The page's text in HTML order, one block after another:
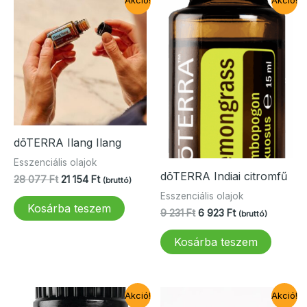
dōTERRA Ilang Ilang
Esszenciális olajok
28 077Ft Original
was:
28
21 154 FtCurrent
21
(bruttó)
Kosárba teszem
dōTERRA Indiai citromfű
Esszenciális olajok
9 231Ft Original
was:
9
6 923 FtCurrent
6
(bruttó)
Kosárba teszem
Akció! Akció!